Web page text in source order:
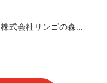
式会社リンゴの森...